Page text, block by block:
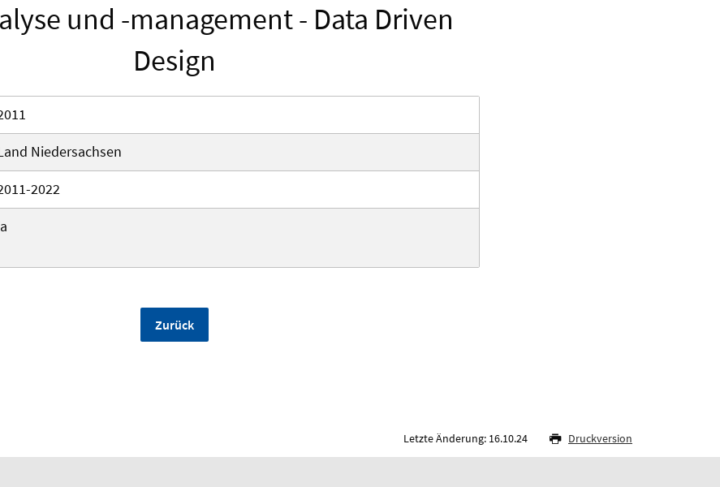
und -management - Data Driven
Design
Niedersachsen
2022
Zurück
Letzte Änderung: 16.10.24 Druckversion